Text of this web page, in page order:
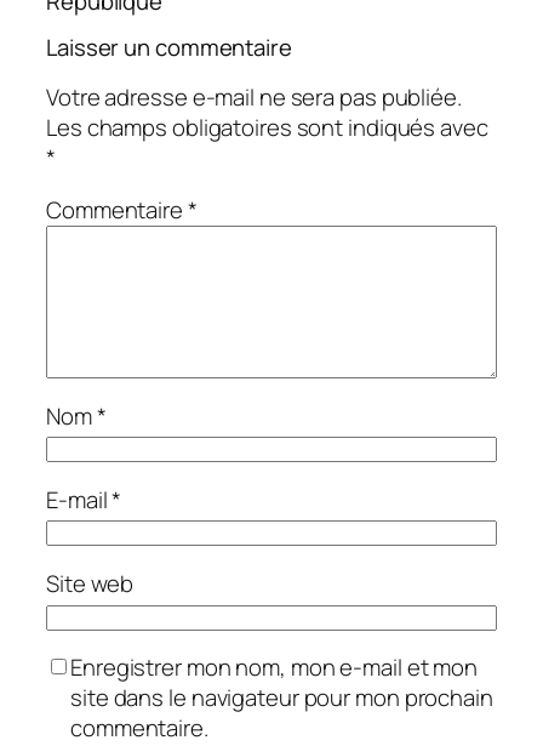
Laisser un commentaire
Votre adresse e-mail ne sera pas publiée.
Les champs obligatoires sont indiqués avec
*
Commentaire*
Nom*
E-mail*
Site web
Enregistrer mon nom, mon e-mail et mon
site dans le navigateur pour mon prochain
commentaire.